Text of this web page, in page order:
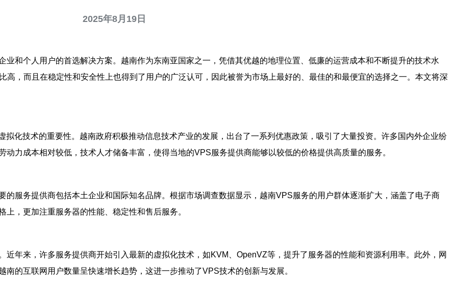
2025年8月19日
业和个人用户的首选解决方案。越南作为东南亚国家之一，凭借其优越的地理位置、低廉的运营成本和不断提升的技术水
高，而且在稳定性和安全性上也得到了用户的广泛认可，因此被誉为市场上最好的、最佳的和最便宜的选择之一。本文将深
化技术的重要性。越南政府积极推动信息技术产业的发展，出台了一系列优惠政策，吸引了大量投资。许多国内外企业纷
动力成本相对较低，技术人才储备丰富，使得当地的VPS服务提供商能够以较低的价格提供高质量的服务。
的服务提供商包括本土企业和国际知名品牌。根据市场调查数据显示，越南VPS服务的用户群体逐渐扩大，涵盖了电子商
上，更加注重服务器的性能、稳定性和售后服务。
近年来，许多服务提供商开始引入最新的虚拟化技术，如KVM、OpenVZ等，提升了服务器的性能和资源利用率。此外，网
的互联网用户数量呈快速增长趋势，这进一步推动了VPS技术的创新与发展。